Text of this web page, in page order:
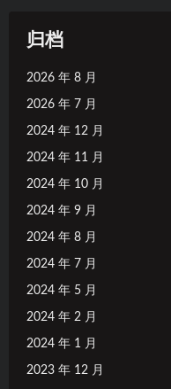
归档
2026 年 8 月
2026 年 7 月
2024 年 12 月
2024 年 11 月
2024 年 10 月
2024 年 9 月
2024 年 8 月
2024 年 7 月
2024 年 5 月
2024 年 2 月
2024 年 1 月
2023 年 12 月